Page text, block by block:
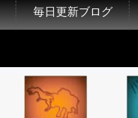
毎日更新ブログ